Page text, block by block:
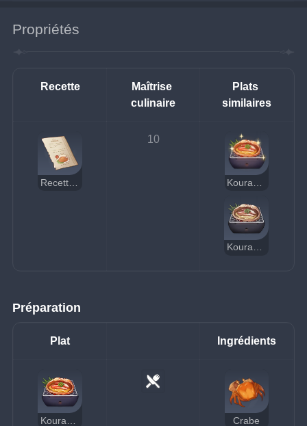
Propriétés
Recette
Maîtrise
culinaire
Plats
similaires
Recette : Kourayaki d'œufs de crabe
10
Kourayaki d'œufs de crabe (suspect)
Préparation
Plat Ingrédients
Crabe